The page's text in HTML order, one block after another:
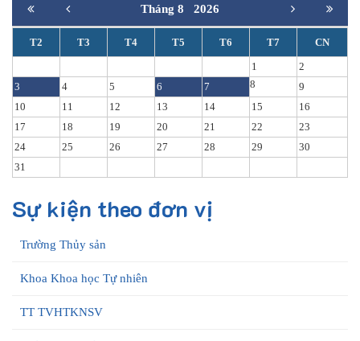
Tháng 8 2026
T2 T3 T4 T5 T6 T7
CN
1
2
3
4 5 6 7 8
9
10
11 12 13 14 15
16
17
18 19 20 21 22
23
24
25 26 27 28 29
30
31
Sự kiện theo đơn vị
Trường Thủy sản
Khoa Khoa học Tự nhiên
TT TVHTKNSV